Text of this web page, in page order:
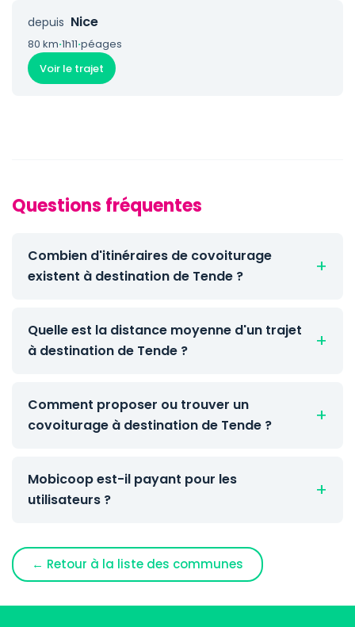
depuis Nice
80 km·1h11·péages
Voir le trajet
Questions fréquentes
Combien d'itinéraires de covoiturage
existent à destination de Tende ?
Quelle est la distance moyenne d'un trajet
à destination de Tende ?
Comment proposer ou trouver un
covoiturage à destination de Tende ?
Mobicoop est-il payant pour les
utilisateurs ?
← Retour à la liste des communes